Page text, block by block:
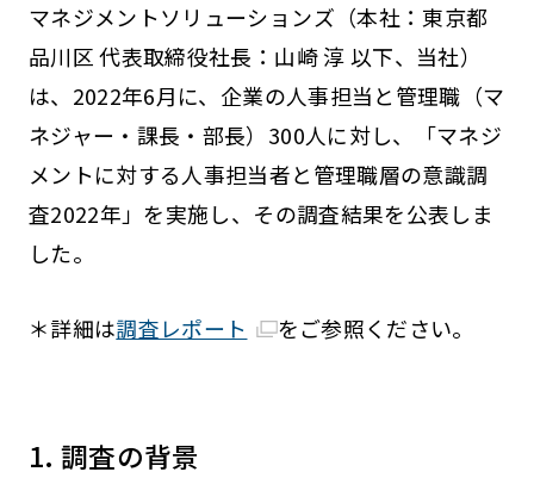
マネジメントソリューションズ（本社：東京都
品川区 代表取締役社長：山崎 淳 以下、当社）
は、2022年6月に、企業の人事担当と管理職（マ
ネジャー・課長・部長）300人に対し、「マネジ
メントに対する人事担当者と管理職層の意識調
査2022年」を実施し、その調査結果を公表しま
した。
＊詳細は調査レポート をご参照ください。
1. 調査の背景